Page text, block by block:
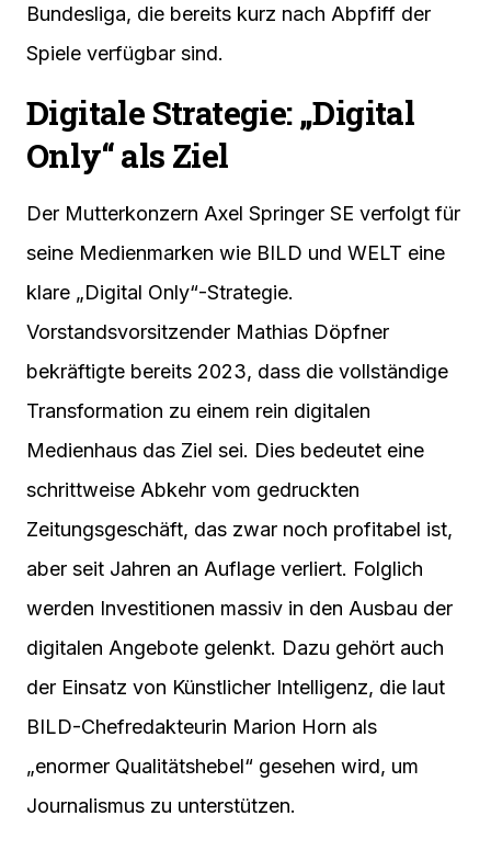
Bundesliga, die bereits kurz nach Abpfiff der
Spiele verfügbar sind.
Digitale Strategie: „Digital
Only“ als Ziel
Der Mutterkonzern Axel Springer SE verfolgt für
seine Medienmarken wie BILD und WELT eine
klare „Digital Only“-Strategie.
Vorstandsvorsitzender Mathias Döpfner
bekräftigte bereits 2023, dass die vollständige
Transformation zu einem rein digitalen
Medienhaus das Ziel sei. Dies bedeutet eine
schrittweise Abkehr vom gedruckten
Zeitungsgeschäft, das zwar noch profitabel ist,
aber seit Jahren an Auflage verliert. Folglich
werden Investitionen massiv in den Ausbau der
digitalen Angebote gelenkt. Dazu gehört auch
der Einsatz von Künstlicher Intelligenz, die laut
BILD-Chefredakteurin Marion Horn als
„enormer Qualitätshebel“ gesehen wird, um
Journalismus zu unterstützen.